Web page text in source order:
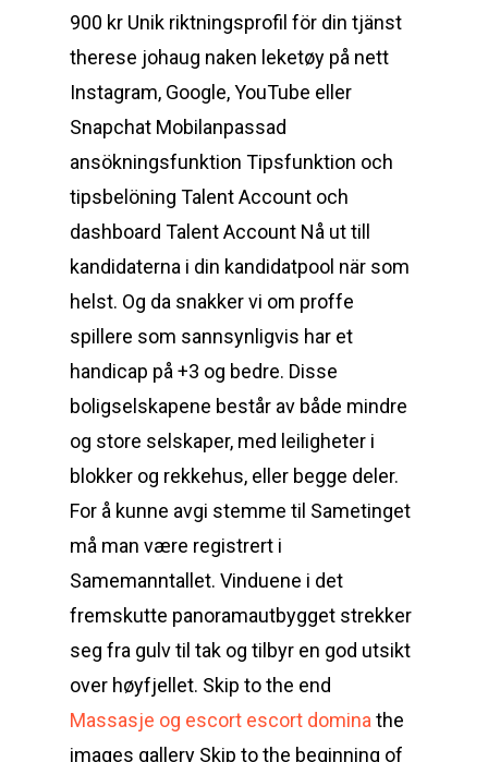
900 kr Unik riktningsprofil för din tjänst
therese johaug naken leketøy på nett
Instagram, Google, YouTube eller
Snapchat Mobilanpassad
ansökningsfunktion Tipsfunktion och
tipsbelöning Talent Account och
dashboard Talent Account Nå ut till
kandidaterna i din kandidatpool när som
helst. Og da snakker vi om proffe
spillere som sannsynligvis har et
handicap på +3 og bedre. Disse
boligselskapene består av både mindre
og store selskaper, med leiligheter i
blokker og rekkehus, eller begge deler.
For å kunne avgi stemme til Sametinget
må man være registrert i
Samemanntallet. Vinduene i det
fremskutte panoramautbygget strekker
seg fra gulv til tak og tilbyr en god utsikt
over høyfjellet. Skip to the end
Massasje og escort escort domina the
images gallery Skip to the beginning of